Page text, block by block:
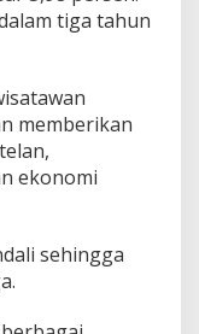
tiga tahun
memberikan
ekonomi
sehingga